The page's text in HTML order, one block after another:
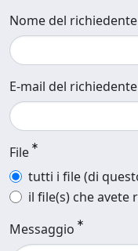
Nome del richiedente
E-mail del richiedente
File
tutti i file (di
il file(s) che avete
Messaggio